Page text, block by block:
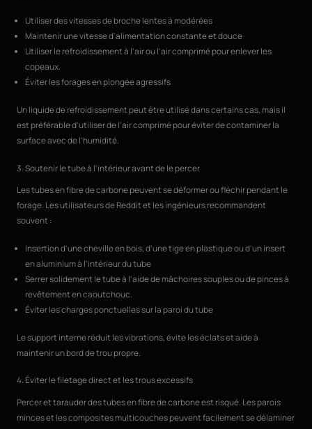
Utiliser des vitesses de broche lentes à modérées
Maintenir une vitesse d'alimentation constante et douce
Utiliser le refroidissement à l'air ou l'air comprimé pour enlever les
copeaux.
Éviter les forages en plongée agressifs
Un liquide de refroidissement peut être utilisé dans certains cas, mais il
est préférable d'utiliser de l'air comprimé pour éviter de contaminer la
surface avec de l'humidité.
3. Soutenir le tube à l'intérieur avant de le percer
Les tubes en fibre de carbone peuvent se déformer ou fléchir pendant le
forage. Les utilisateurs de Reddit et les ingénieurs recommandent
souvent :
Insertion d'une cheville en bois, d'une tige en plastique ou d'un insert
en aluminium à l'intérieur du tube
Serrer solidement le tube à l'aide de mâchoires souples ou de pinces à
revêtement en caoutchouc.
Éviter les charges ponctuelles sur la paroi du tube
Le support interne réduit les vibrations, évite les éclats et aide à
maintenir un bord de trou propre.
4. Éviter le filetage direct et les trous excessifs
Percer et tarauder des tubes en fibre de carbone est risqué. Les parois
minces et les composites multicouches peuvent facilement se délaminer